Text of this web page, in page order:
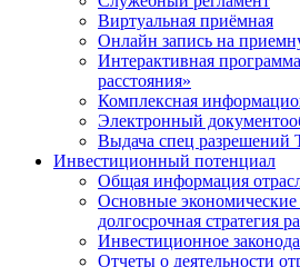
Виртуальная приёмная
Онлайн запись на
Интерактивная
расстояния»
Комплексная
Электронный
Выдача спец
Инвестиционный потенциал
Общая информация
Основные экономические
долгосрочная стратегия
Инвестиционное
Отчеты о деятельности